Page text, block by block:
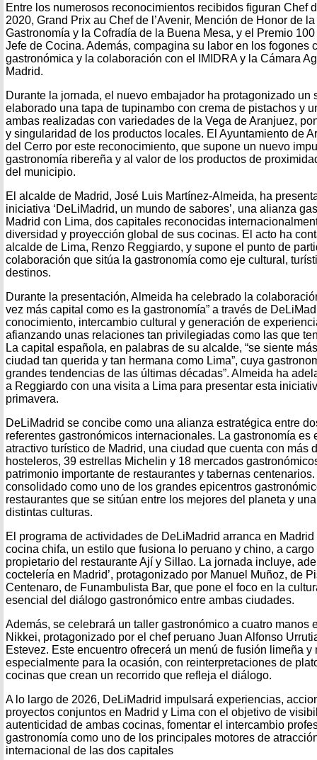
Entre los numerosos reconocimientos recibidos figuran Chef
2020, Grand Prix au Chef de l’Avenir, Mención de Honor de
Gastronomía y la Cofradía de la Buena Mesa, y el Premio
Jefe de Cocina. Además, compagina su labor en los fogones
gastronómica y la colaboración con el IMIDRA y la Cámara
Madrid.
Durante la jornada, el nuevo embajador ha protagonizado un
elaborado una tapa de tupinambo con crema de pistachos y
ambas realizadas con variedades de la Vega de Aranjuez,
y singularidad de los productos locales. El Ayuntamiento de
del Cerro por este reconocimiento, que supone un nuevo
gastronomía ribereña y al valor de los productos de
del municipio.
El alcalde de Madrid, José Luis Martínez-Almeida, ha
iniciativa ‘DeLiMadrid, un mundo de sabores’, una alianza
Madrid con Lima, dos capitales reconocidas
diversidad y proyección global de sus cocinas. El acto ha
alcalde de Lima, Renzo Reggiardo, y supone el punto de
colaboración que sitúa la gastronomía como eje cultural,
destinos.
Durante la presentación, Almeida ha celebrado la
vez más capital como es la gastronomía” a través de
conocimiento, intercambio cultural y generación de
afianzando unas relaciones tan privilegiadas como las que
La capital española, en palabras de su alcalde, “se siente
ciudad tan querida y tan hermana como Lima”, cuya
grandes tendencias de las últimas décadas”. Almeida ha
a Reggiardo con una visita a Lima para presentar esta
primavera.
DeLiMadrid se concibe como una alianza estratégica entre
referentes gastronómicos internacionales. La gastronomía es
atractivo turístico de Madrid, una ciudad que cuenta con más
hosteleros, 39 estrellas Michelin y 18 mercados
patrimonio importante de restaurantes y tabernas
consolidado como uno de los grandes epicentros
restaurantes que se sitúan entre los mejores del planeta y
distintas culturas.
El programa de actividades de DeLiMadrid arranca en
cocina chifa, un estilo que fusiona lo peruano y chino, a
propietario del restaurante Ají y Sillao. La jornada incluye,
coctelería en Madrid’, protagonizado por Manuel Muñoz, de
Centenaro, de Funambulista Bar, que pone el foco en la
esencial del diálogo gastronómico entre ambas ciudades.
Además, se celebrará un taller gastronómico a cuatro manos
Nikkei, protagonizado por el chef peruano Juan Alfonso
Estevez. Este encuentro ofrecerá un menú de fusión limeña
especialmente para la ocasión, con reinterpretaciones de
cocinas que crean un recorrido que refleja el diálogo.
A lo largo de 2026, DeLiMadrid impulsará experiencias,
proyectos conjuntos en Madrid y Lima con el objetivo de
autenticidad de ambas cocinas, fomentar el intercambio
gastronomía como uno de los principales motores de
internacional de las dos capitales